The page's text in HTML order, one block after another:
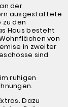
der
ausgestattete
den
Haus besteht
von
in zweiter
sind
ruhigen
Dazu